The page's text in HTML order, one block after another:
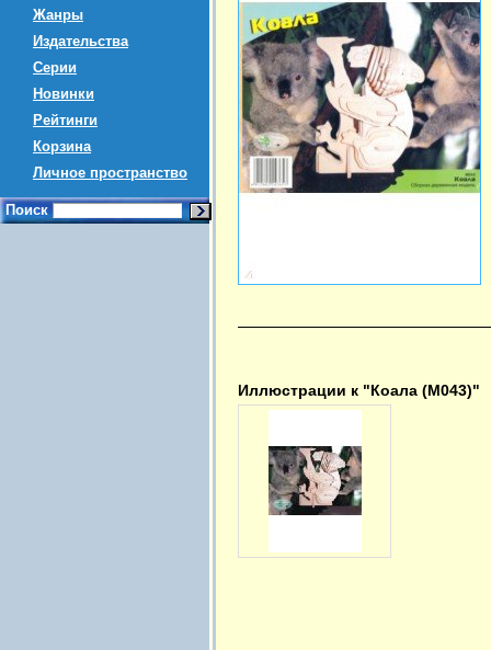
Жанры
Издательства
Серии
Новинки
Рейтинги
Корзина
Личное пространство
Поиск
Иллюстрации к "Коала (М043)"